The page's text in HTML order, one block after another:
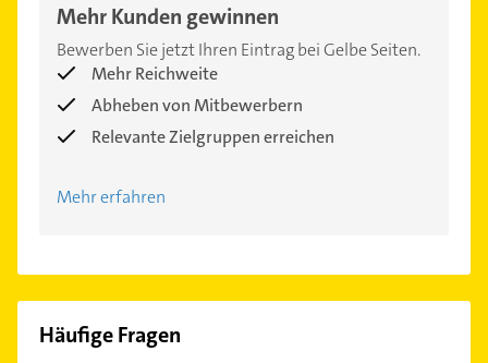
Mehr Kunden gewinnen
Bewerben Sie jetzt Ihren Eintrag bei Gelbe Seiten.
Mehr Reichweite
Abheben von Mitbewerbern
Relevante Zielgruppen erreichen
Mehr erfahren
Häufige Fragen